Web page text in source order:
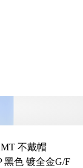
不戴帽
黑色 镀全金G/F